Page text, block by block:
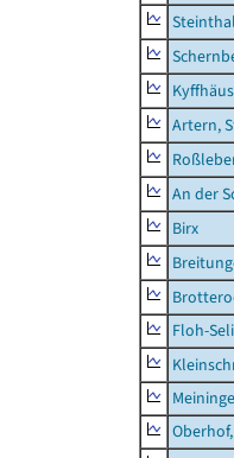
Artern,
An der
Birx
Floh-